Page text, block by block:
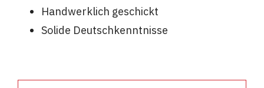
Handwerklich geschickt
Solide Deutschkenntnisse